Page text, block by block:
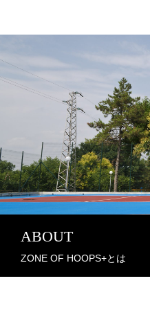
ABOUT
ZONE OF HOOPS+とは